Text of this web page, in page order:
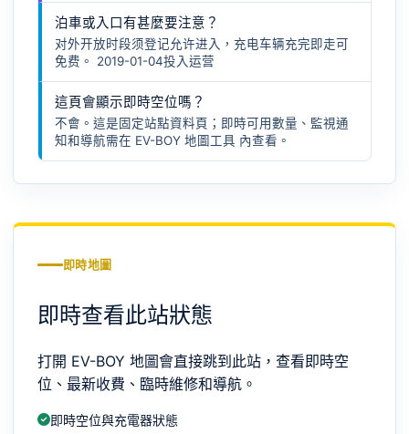
泊車或入口有甚麼要注意？
对外开放时段须登记允许进入，充电车辆充完即走可
免费。 2019-01-04投入运营
這頁會顯示即時空位嗎？
不會。這是固定站點資料頁；即時可用數量、監視通
知和導航需在 EV-BOY 地圖工具 內查看。
即時地圖
即時查看此站狀態
打開 EV-BOY 地圖會直接跳到此站，查看即時空
位、最新收費、臨時維修和導航。
即時空位與充電器狀態